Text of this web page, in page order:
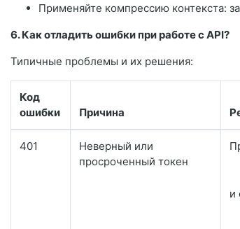
Применяйте компрессию контекста:
6. Как отладить ошибки при работе с API?
Типичные проблемы и их решения:
Код
ошибки
Причина
401
Неверный или
просроченный токен
и